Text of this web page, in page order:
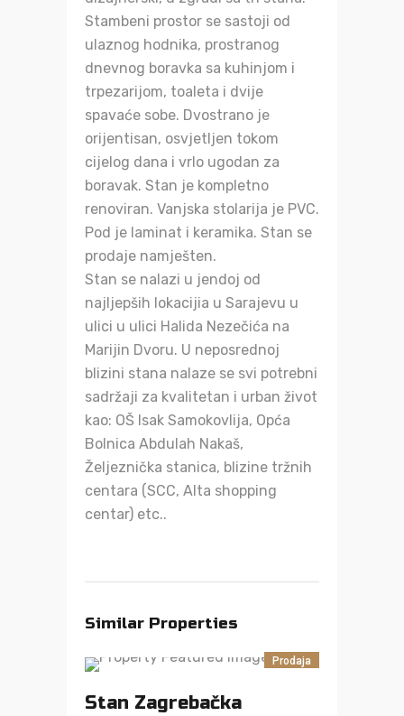
Stambeni prostor se sastoji od
ulaznog hodnika, prostranog
dnevnog boravka sa kuhinjom i
trpezarijom, toaleta i dvije
spavaće sobe. Dvostrano je
orijentisan, osvjetljen tokom
cijelog dana i vrlo ugodan za
boravak. Stan je kompletno
renoviran. Vanjska stolarija je PVC.
Pod je laminat i keramika. Stan se
prodaje namješten.
Stan se nalazi u jendoj od
najljepših lokacijia u Sarajevu u
ulici u ulici Halida Nezečića na
Marijin Dvoru. U neposrednoj
blizini stana nalaze se svi potrebni
sadržaji za kvalitetan i urban život
kao: OŠ Isak Samokovlija, Opća
Bolnica Abdulah Nakaš,
Željeznička stanica, blizine tržnih
centara (SCC, Alta shopping
centar) etc..
Similar Properties
Prodaja
Stan Zagrebačka